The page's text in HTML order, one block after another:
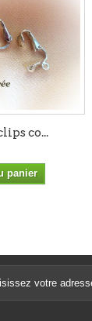
co...
panier